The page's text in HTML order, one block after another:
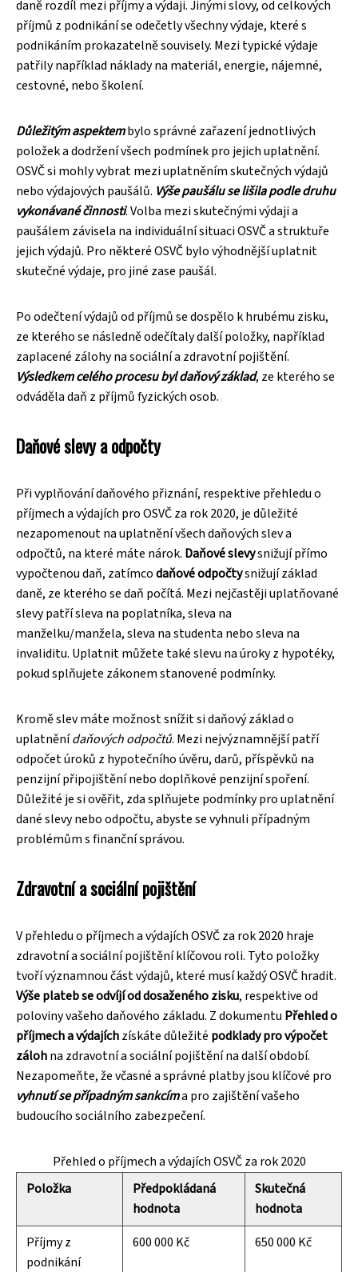
daně rozdíl mezi příjmy a výdaji. Jinými slovy, od celkových
příjmů z podnikání se odečetly všechny výdaje, které s
podnikáním prokazatelně souvisely. Mezi typické výdaje
patřily například náklady na materiál, energie, nájemné,
cestovné, nebo školení.
Důležitým aspektembylo správné zařazení jednotlivých
položek a dodržení všech podmínek pro jejich uplatnění.
OSVČ si mohly vybrat mezi uplatněním skutečných výdajů
nebo výdajových paušálů. Výše paušálu se lišila podle druhu
vykonávané činnosti. Volba mezi skutečnými výdaji a
paušálem závisela na individuální situaci OSVČ a struktuře
jejich výdajů. Pro některé OSVČ bylo výhodnější uplatnit
skutečné výdaje, pro jiné zase paušál.
Po odečtení výdajů od příjmů se dospělo k hrubému zisku,
ze kterého se následně odečítaly další položky, například
zaplacené zálohy na sociální a zdravotní pojištění.
Výsledkem celého procesu byl daňový základ, ze kterého se
odváděla daň z příjmů fyzických osob.
Daňové slevy a odpočty
Při vyplňování daňového přiznání, respektive přehledu o
příjmech a výdajích pro OSVČ za rok 2020, je důležité
nezapomenout na uplatnění všech daňových slev a
odpočtů, na které máte nárok. Daňové slevysnižují přímo
vypočtenou daň, zatímcodaňové odpočtysnižují základ
daně, ze kterého se daň počítá. Mezi nejčastěji uplatňované
slevy patří sleva na poplatníka, sleva na
manželku/manžela, sleva na studenta nebo sleva na
invaliditu. Uplatnit můžete také slevu na úroky z hypotéky,
pokud splňujete zákonem stanovené podmínky.
Kromě slev máte možnost snížit si daňový základ o
uplatněnídaňových odpočtů. Mezi nejvýznamnější patří
odpočet úroků z hypotečního úvěru, darů, příspěvků na
penzijní připojištění nebo doplňkové penzijní spoření.
Důležité je si ověřit, zda splňujete podmínky pro uplatnění
dané slevy nebo odpočtu, abyste se vyhnuli případným
problémům s finanční správou.
Zdravotní a sociální pojištění
V přehledu o příjmech a výdajích OSVČ za rok 2020 hraje
zdravotní a sociální pojištění klíčovou roli. Tyto položky
tvoří významnou část výdajů, které musí každý OSVČ hradit.
Výše plateb se odvíjí od dosaženého zisku, respektive od
poloviny vašeho daňového základu. Z dokumentu Přehled o
příjmech a výdajíchzískáte důležité podklady pro výpočet
zálohna zdravotní a sociální pojištění na další období.
Nezapomeňte, že včasné a správné platby jsou klíčové pro
vyhnutí se případným sankcíma pro zajištění vašeho
budoucího sociálního zabezpečení.
Přehled o příjmech a výdajích OSVČ za rok 2020
Položka
Předpokládaná
hodnota
Skutečná
hodnota
Příjmy z
podnikání
600 000 Kč 650 000 Kč